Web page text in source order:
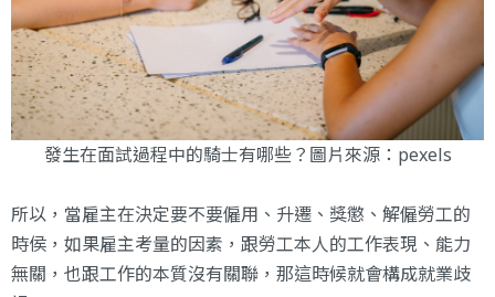
發生在面試過程中的騎士有哪些？圖片來源： pexels
所以，當雇主在決定要不要僱用、升遷、獎懲、解僱勞工的
時侯，如果雇主考量的因素，跟勞工本人的工作表現、能力
無關，也跟工作的本質沒有關聯，那這時候就會構成就業歧